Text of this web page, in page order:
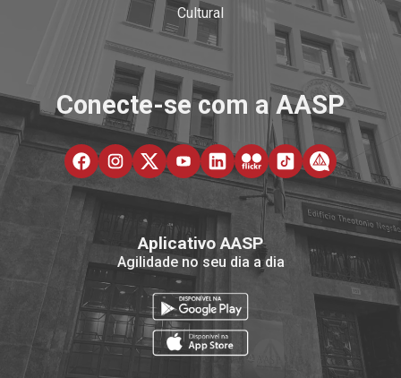
Cultural
Conecte-se com a AASP
Aplicativo AASP
Agilidade no seu dia a dia